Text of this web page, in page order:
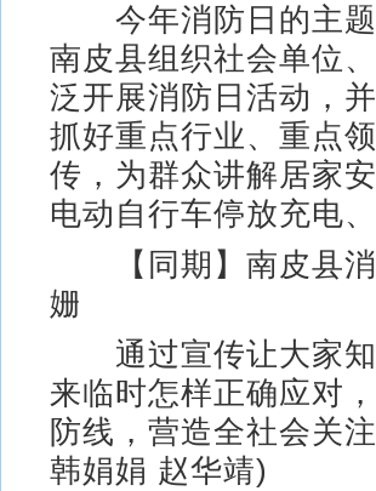
今年消防日的主题
南皮县组织社会单位
泛开展消防日活动，
抓好重点行业、重点
传，为群众讲解居家
电动自行车停放充电
【同期】南皮县消
姗
通过宣传让大家知
来临时怎样正确应对
防线，营造全社会关
韩娟娟 赵华靖)